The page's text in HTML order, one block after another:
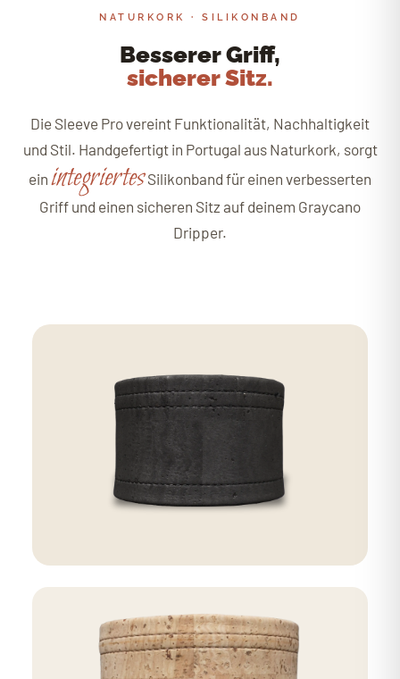
NATURKORK · SILIKONBAND
Besserer Griff,
sicherer Sitz.
Die Sleeve Pro vereint Funktionalität, Nachhaltigkeit
und Stil. Handgefertigt in Portugal aus Naturkork, sorgt
ein integriertesSilikonband für einen verbesserten
Griff und einen sicheren Sitz auf deinem Graycano
Dripper.